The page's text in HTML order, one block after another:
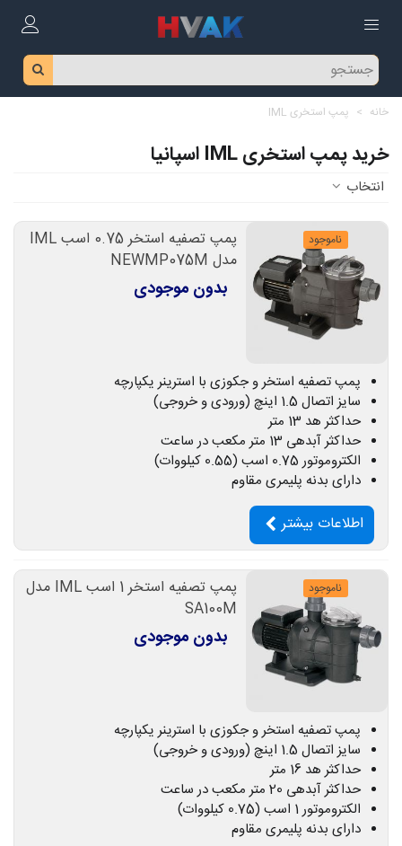
خانه > پمپ استخری IML
خرید پمپ استخری IML اسپانیا
انتخاب
ناموجود
پمپ تصفیه استخر 0.75 اسب IML
مدل NEWMP075M
بدون موجودی
پمپ تصفیه استخر و جکوزی با استرینر یکپارچه
سایز اتصال 1.5 اینچ (ورودی و خروجی)
حداکثر هد 13 متر
حداکثر آبدهی 13 متر مکعب در ساعت
الکتروموتور 0.75 اسب (0.55 کیلووات)
دارای بدنه پلیمری مقاوم
اطلاعات بیشتر
ناموجود
پمپ تصفیه استخر 1 اسب IML مدل
SA100M
بدون موجودی
پمپ تصفیه استخر و جکوزی با استرینر یکپارچه
سایز اتصال 1.5 اینچ (ورودی و خروجی)
حداکثر هد 16 متر
حداکثر آبدهی 20 متر مکعب در ساعت
الکتروموتور 1 اسب (0.75 کیلووات)
دارای بدنه پلیمری مقاوم